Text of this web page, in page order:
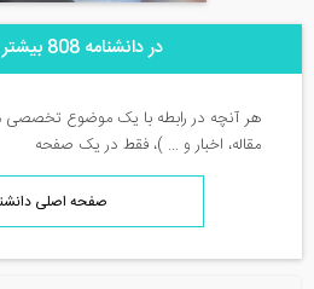
در دانشنامه 808 بیشتر بخوانید ...
هر آنچه در رابطه با یک موضوع
مقاله، اخبار و ... )، فقط در یک صفحه
صفحه اصلی